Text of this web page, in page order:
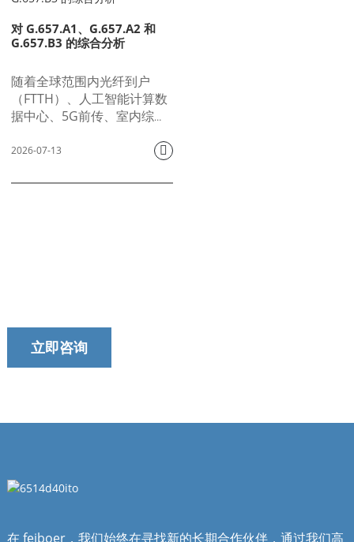
对 G.657.A1、G.657.A2 和
G.657.B3 的综合分析
随着全球范围内光纤到户
（FTTH）、人工智能计算数
据中心、5G前传、室内综合
及弱电建筑改造等技术的大
模光纤面临着严重的弯曲损
品分为三大主流等级：
G.657.A1标准抗弯光纤、
G.657.A2增强抗弯光纤和
弯曲半径、模场直径和衰减
布线到超紧凑型特殊布线的
各种应用场景需求。
2026-07-13
立即咨询
在 feiboer，我们始终在寻找新的长期合作伙伴，通过我们高